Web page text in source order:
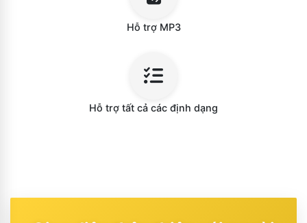
Hỗ trợ MP3
Hỗ trợ tất cả các định dạng